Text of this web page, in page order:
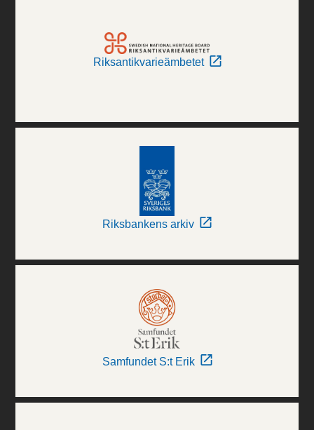
Riksantikvarieämbetet
Riksbankens arkiv
Samfundet S:t Erik